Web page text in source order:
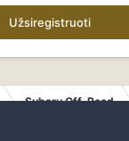
Užsiregistruoti
Subaru Off-Road